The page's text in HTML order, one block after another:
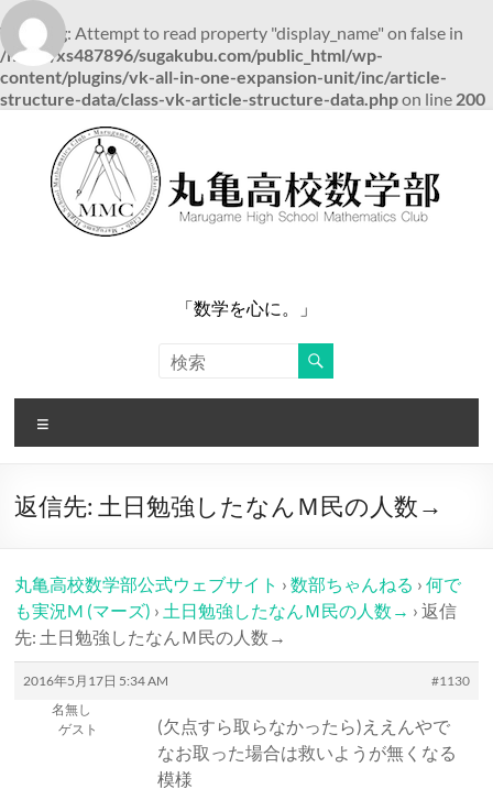
Warning: Attempt to read property "display_name" on false in
/home/xs487896/sugakubu.com/public_html/wp-
content/plugins/vk-all-in-one-expansion-unit/inc/article-
structure-data/class-vk-article-structure-data.phpon line 200
「数学を心に。」
ニ
ー
返信先: 土日勉強したなんＭ民の人数→
丸亀高校数学部公式ウェブサイト › 数部ちゃんねる › 何で
も実況M (マーズ) › 土日勉強したなんＭ民の人数→ › 返信
先: 土日勉強したなんＭ民の人数→
2016年5月17日 5:34 AM
#1130
名無し
ゲスト
(欠点すら取らなかったら)ええんやで
なお取った場合は救いようが無くなる
模様